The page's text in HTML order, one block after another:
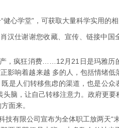
健心学堂”，可获取大量科学实用的
肖汉仕谢谢您收藏、宣传、链接中国
疯狂消费……12月21日是玛雅历
影响着越来越 多的人，包括情绪低
是人们转移焦虑的渠道，也是公众
脑，让自己转移注意力。政府更要
面来。
有限公司宣布为全体职工放两天“